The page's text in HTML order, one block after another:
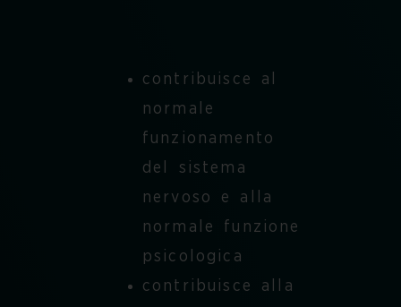
contribuisce al
normale
funzionamento
del sistema
nervoso e alla
normale funzione
psicologica
contribuisce alla